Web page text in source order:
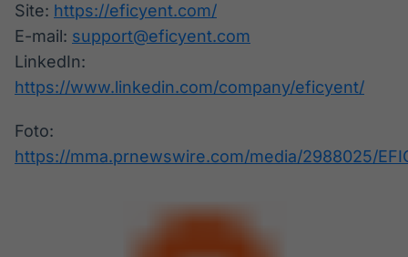
Site: https://eficyent.com/
E-mail: support@eficyent.com
LinkedIn:
https://www.linkedin.com/company/eficyent/
Foto:
https://mma.prnewswire.com/media/2988025/